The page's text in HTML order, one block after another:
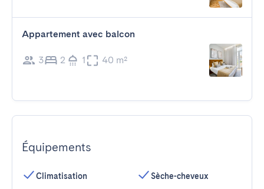
Appartement avec balcon
3 2 1 40 m²
Équipements
Climatisation
Sèche-cheveux